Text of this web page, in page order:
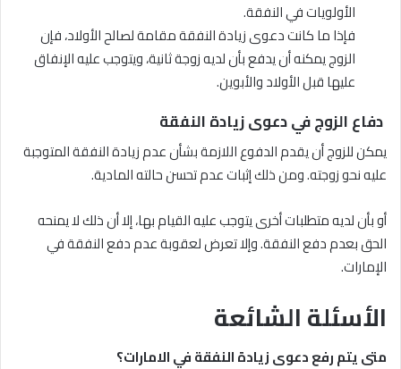
الأولويات في النفقة.
فإذا ما كانت دعوى زيادة النفقة مقامة لصالح الأولاد، فإن
الزوج يمكنه أن يدفع بأن لديه زوجة ثانية، ويتوجب عليه الإنفاق
عليها قبل الأولاد والأبوين.
دفاع الزوج في دعوى زيادة النفقة
يمكن للزوج أن يقدم الدفوع اللازمة بشأن عدم زيادة النفقة المتوجبة
عليه نحو زوجته. ومن ذلك إثبات عدم تحسن حالته المادية.
أو بأن لديه متطلبات أخرى يتوجب عليه القيام بها، إلا أن ذلك لا يمنحه
الحق بعدم دفع النفقة. وإلا تعرض لعقوبة عدم دفع النفقة في
الإمارات.
الأسئلة الشائعة
متى يتم رفع دعوى زيادة النفقة في الامارات؟